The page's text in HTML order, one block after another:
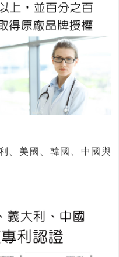
、美國、韓國、中國與